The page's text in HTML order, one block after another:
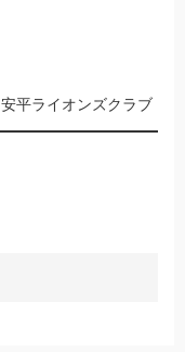
安平ライオンズクラブ